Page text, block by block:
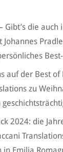
Gibt’s die auch
auf der Best of
zu
2024: die